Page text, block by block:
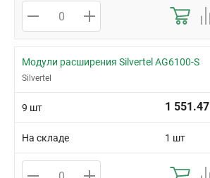
Модули расширения Silvertel AG6100-S
Silvertel
9 шт 1 551.47
На складе 1 шт